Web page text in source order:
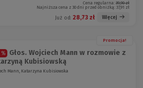
Cena regularna: 39,90 zł
Najniższa cena z 30 dni przed obniżką: 37,91 zł
Już od: 28,73 zł Więcej
Promocja!
Głos. Wojciech Mann w rozmowie z
Kubisiowską
Mann, Katarzyna Kubisiowska